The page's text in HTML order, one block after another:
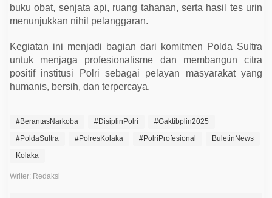
buku obat, senjata api, ruang tahanan, serta hasil tes urin
menunjukkan nihil pelanggaran.
Kegiatan ini menjadi bagian dari komitmen Polda Sultra
untuk menjaga profesionalisme dan membangun citra
positif institusi Polri sebagai pelayan masyarakat yang
humanis, bersih, dan terpercaya.
#BerantasNarkoba #DisiplinPolri
#Gaktibplin2025
#PoldaSultra
#PolresKolaka #PolriProfesional
BuletinNews
Kolaka
Writer: Redaksi